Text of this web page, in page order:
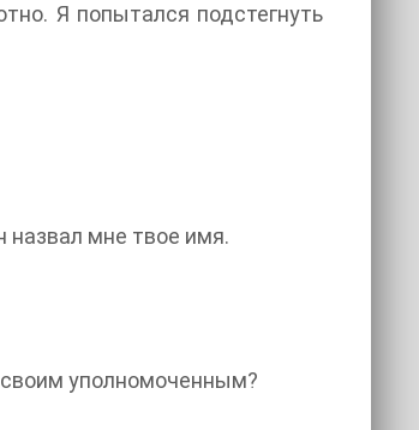
Я попытался подстегнуть
мне твое имя.
уполномоченным?